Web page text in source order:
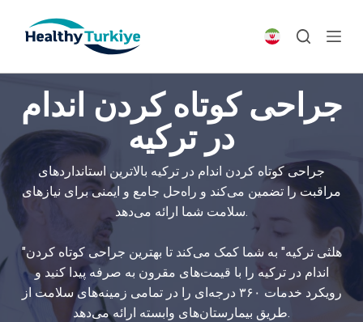
p
o
c
جراحی کوتاه کردن اندام
در ترکیه
جراحی کوتاه کردن اندام در ترکیه بالاترین استانداردهای
مراقبت را تضمین می‌کند و راه‌حل جامع و ایمنی برای نیازهای
سلامت شما ارائه می‌دهد.
"هلثی ترکیه" به شما کمک می‌کند تا بهترین جراحی کوتاه کردن
اندام در ترکیه را با قیمت‌های مقرون به صرفه پیدا کنید و
رویکرد خدمات ۳۶۰ درجه‌ای را در تمامی زمینه‌های سلامت از
طریق بیمارستان‌های وابسته ارائه می‌دهد.